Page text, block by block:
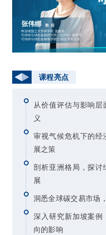
课程亮点
从价值评估与影响
义
审视气候危机下的
展之策
剖析亚洲格局，探
展
洞悉全球碳交易市场
深入研究新加坡案
向的影响